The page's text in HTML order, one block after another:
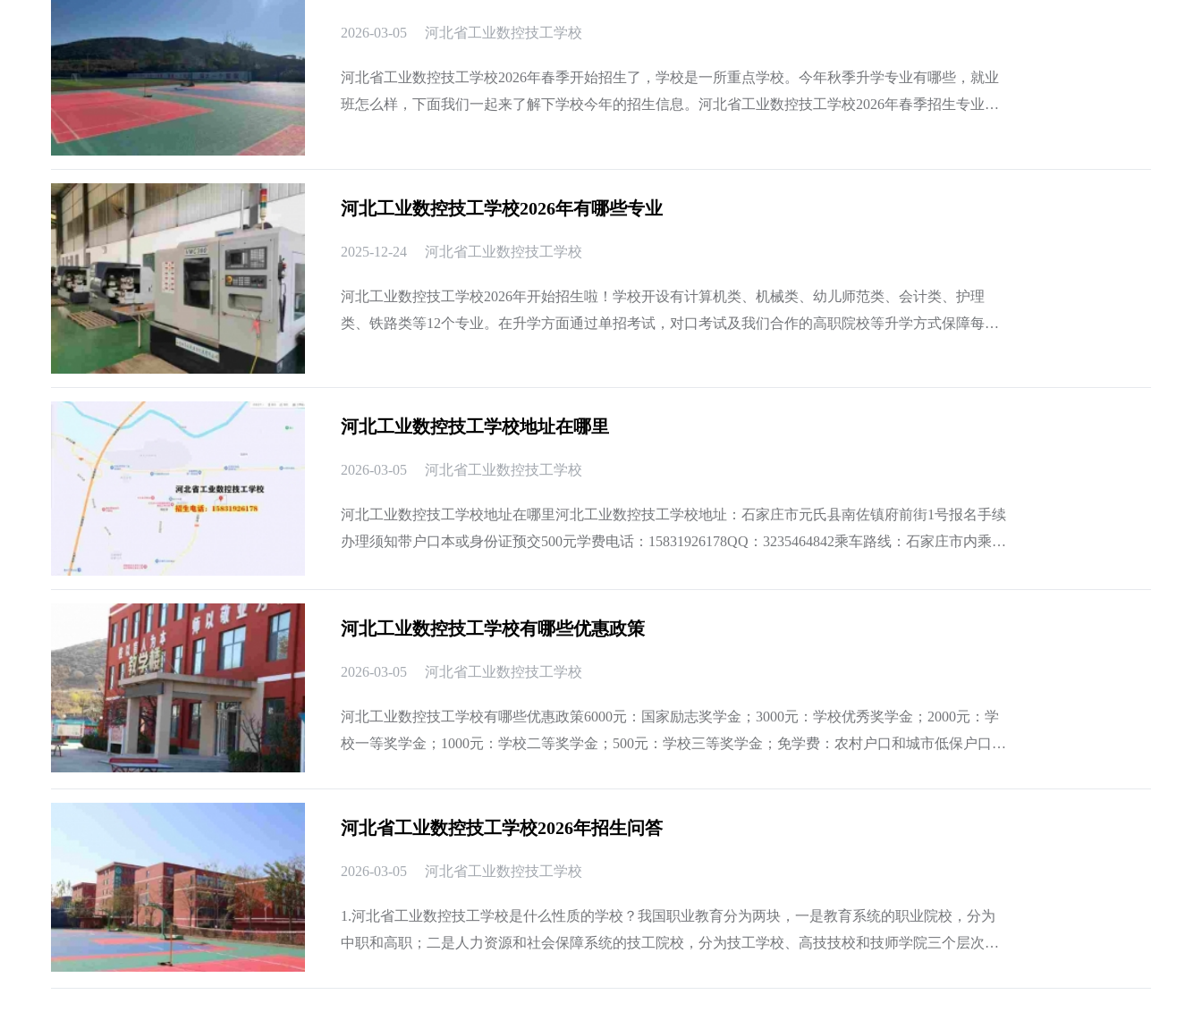
2026-03-05 河北省工业数控技工学校
河北省工业数控技工学校2026年春季开始招生了，学校是一所重点学校。今年秋季升学专业有哪些，就业
班怎么样，下面我们一起来了解下学校今年的招生信息。河北省工业数控技工学校2026年春季招生专业数
河北工业数控技工学校2026年有哪些专业
2025-12-24 河北省工业数控技工学校
河北工业数控技工学校2026年开始招生啦！学校开设有计算机类、机械类、幼儿师范类、会计类、护理
类、铁路类等12个专业。在升学方面通过单招考试，对口考试及我们合作的高职院校等升学方式保障每位
河北工业数控技工学校地址在哪里
2026-03-05 河北省工业数控技工学校
河北工业数控技工学校地址在哪里河北工业数控技工学校地址：石家庄市元氏县南佐镇府前街1号报名手续
办理须知带户口本或身份证预交500元学费电话：15831926178QQ：3235464842乘车路线：石家庄市内乘坐
河北工业数控技工学校有哪些优惠政策
2026-03-05 河北省工业数控技工学校
河北工业数控技工学校有哪些优惠政策6000元：国家励志奖学金；3000元：学校优秀奖学金；2000元：学
校一等奖学金；1000元：学校二等奖学金；500元：学校三等奖学金；免学费：农村户口和城市低保户口的
河北省工业数控技工学校2026年招生问答
2026-03-05 河北省工业数控技工学校
1.河北省工业数控技工学校是什么性质的学校？我国职业教育分为两块，一是教育系统的职业院校，分为
中职和高职；二是人力资源和社会保障系统的技工院校，分为技工学校、高技技校和技师学院三个层次，